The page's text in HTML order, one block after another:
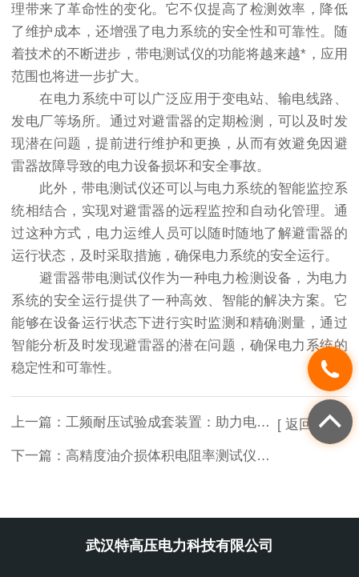
理带来了革命性的变化。它不仅提高了检测效率，降低
了维护成本，还增强了电力系统的安全性和可靠性。随
着技术的不断进步，带电测试仪的功能将越来越*，应用
范围也将进一步扩大。
在电力系统中可以广泛应用于变电站、输电线路、
发电厂等场所。通过对避雷器的定期检测，可以及时发
现潜在问题，提前进行维护和更换，从而有效避免因避
雷器故障导致的电力设备损坏和安全事故。
此外，带电测试仪还可以与电力系统的智能监控系
统相结合，实现对避雷器的远程监控和自动化管理。通
过这种方式，电力运维人员可以随时随地了解避雷器的
运行状态，及时采取措施，确保电力系统的安全运行。
避雷器带电测试仪作为一种电力检测设备，为电力
系统的安全运行提供了一种高效、智能的解决方案。它
能够在设备运行状态下进行实时监测和精确测量，通过
智能分析及时发现避雷器的潜在问题，确保电力系统的
稳定性和可靠性。
上一篇： 工频耐压试验成套装置：助力电力系统高效运维
下一篇： 高精度油介损体积电阻率测试仪与传统检测方法有何不同？
[ 返回列表 ]
武汉特高压电力科技有限公司